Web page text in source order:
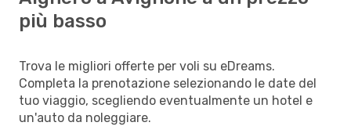
più basso
Trova le migliori offerte per voli su eDreams.
Completa la prenotazione selezionando le date del
tuo viaggio, scegliendo eventualmente un hotel e
un'auto da noleggiare.